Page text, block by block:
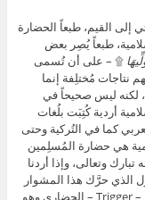
إلى القيم، طبعاً الحضارة
طبعاً يُصِر بعض
۩ – على أن تُسمى
نتاجات مُختلِفة إنما
لكنه ليس صحيحاً في
أردية كُتِبَت بلُغات
كما في التُركية وحتى
هي حضارة المُسلِمين
وتعالى، وإذا أردنا
الذي حرَّك هذا المشوار
الحضاري أو قام بعامل ما يُعرَف بالمُحفِّز أو المُشغِّل – Trigger – الحضاري وهو